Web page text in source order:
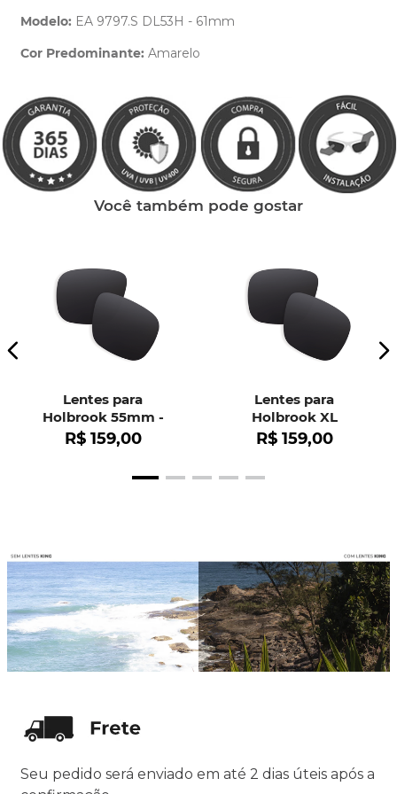
Modelo: EA 9797.S DL53H - 61mm
Cor Predominante: Amarelo
Você também pode gostar
Lentes para
Holbrook 55mm -
OO9102
R$ 159,00
Lentes para
Holbrook XL
R$ 159,00
Seu pedido será enviado em até 2 dias úteis após a